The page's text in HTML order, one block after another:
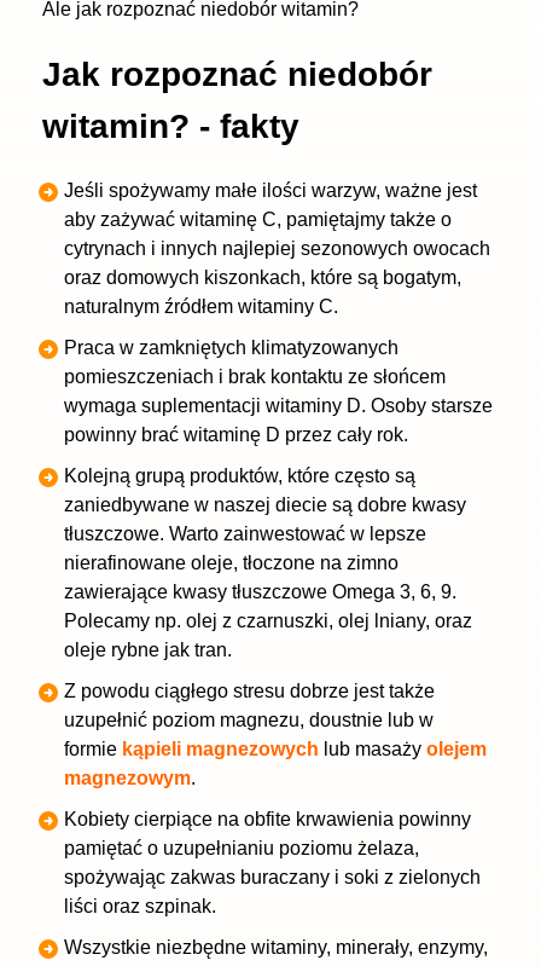
Ale jak rozpoznać niedobór witamin?
Jak rozpoznać niedobór
witamin? - fakty
Jeśli spożywamy małe ilości warzyw, ważne jest
aby zażywać witaminę C, pamiętajmy także o
cytrynach i innych najlepiej sezonowych owocach
oraz domowych kiszonkach, które są bogatym,
naturalnym źródłem witaminy C.
Praca w zamkniętych klimatyzowanych
pomieszczeniach i brak kontaktu ze słońcem
wymaga suplementacji witaminy D. Osoby starsze
powinny brać witaminę D przez cały rok.
Kolejną grupą produktów, które często są
zaniedbywane w naszej diecie są dobre kwasy
tłuszczowe. Warto zainwestować w lepsze
nierafinowane oleje, tłoczone na zimno
zawierające kwasy tłuszczowe Omega 3, 6, 9.
Polecamy np. olej z czarnuszki, olej lniany, oraz
oleje rybne jak tran.
Z powodu ciągłego stresu dobrze jest także
uzupełnić poziom magnezu, doustnie lub w
formie kąpieli magnezowych lub masaży olejem
magnezowym.
Kobiety cierpiące na obfite krwawienia powinny
pamiętać o uzupełnianiu poziomu żelaza,
spożywając zakwas buraczany i soki z zielonych
liści oraz szpinak.
Wszystkie niezbędne witaminy, minerały, enzymy,